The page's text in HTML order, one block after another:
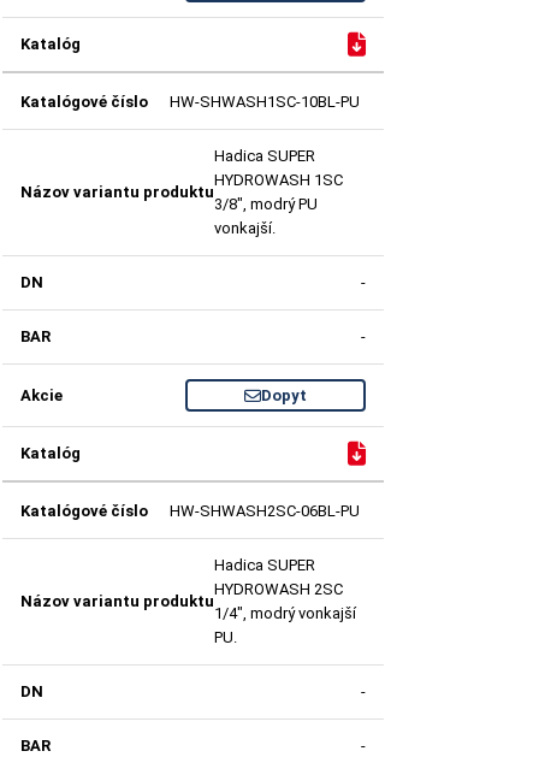
HW-SHWASH1SC-10BL-PU
Hadica SUPER
HYDROWASH 1SC
3/8", modrý PU
vonkajší.
-
-
Dopyt
HW-SHWASH2SC-06BL-PU
Hadica SUPER
HYDROWASH 2SC
1/4", modrý vonkajší
PU.
-
-